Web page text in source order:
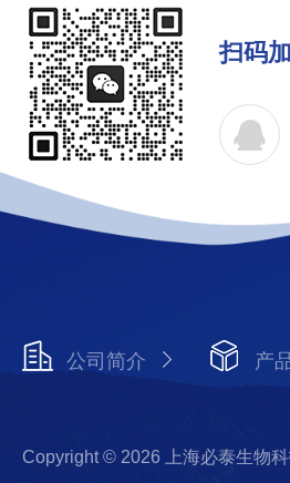
扫码
公司简介 产
Copyright © 2026 上海必泰生物